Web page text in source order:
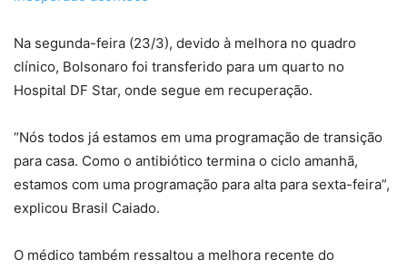
Na segunda-feira (23/3), devido à melhora no quadro
clínico, Bolsonaro foi transferido para um quarto no
Hospital DF Star, onde segue em recuperação.
“Nós todos já estamos em uma programação de transição
para casa. Como o antibiótico termina o ciclo amanhã,
estamos com uma programação para alta para sexta-feira”,
explicou Brasil Caiado.
O médico também ressaltou a melhora recente do